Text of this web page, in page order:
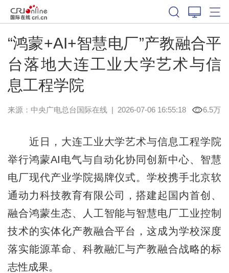
“鸿蒙+AI+智慧电厂”产教融合平
台落地大连工业大学艺术与信
息工程学院
来源：中央广电总台国际在线| 2026-07-06 16:55:18 6.5万
近日，大连工业大学艺术与信息工程学院
举行鸿蒙AI电气与自动化协同创新中心、智慧
电厂现代产业学院揭牌仪式。学校携手北京软
通动力科技教育有限公司，搭建起国内首创、
融合鸿蒙生态、人工智能与智慧电厂工业控制
技术的实体化产教融合平台，这成为学校深度
落实能源革命、科教融汇与产教融合战略的标
志性成果。